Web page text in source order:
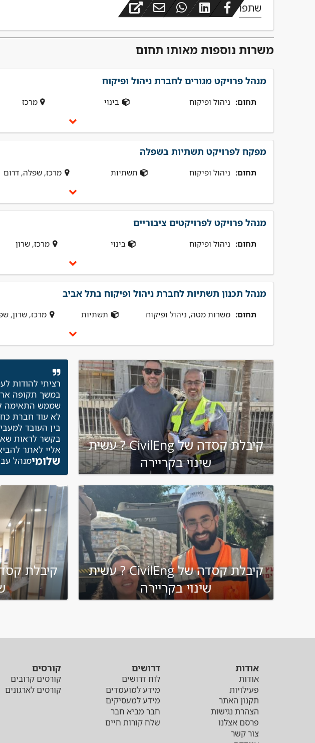
שתפו
משרות נוספות מאותו תחום
מנהל פרויקט מגורים לחברת ניהול ופיקוח
תחום: ניהול ופיקוח בינוי מרכז
מפקח לפרויקט תשתיות בשפלה
תחום: ניהול ופיקוח תשתיות מרכז, שפלה, דרום
מנהל פרויקט לפרויקטים ציבוריים
תחום: ניהול ופיקוח בינוי מרכז, שרון
מנהל תכנון תשתיות לחברת ניהול ופיקוח בתל אביב
תחום: משרות מטה, ניהול ופיקוח תשתיות מרכז, שרון,
קיבלת קסדה של CivilEng ? עשית
שינוי בקריירה
רציתי להודות
במשך תקופה
לא עוד חברת
בין העובד
בקשר לראות
אליי לאתר
שלומימנהל
קיבלת קסדה של CivilEng ? עשית
שינוי בקריירה
אודות
אודות
פעילויות
תקנון האתר
הצהרת נגישות
פרסם אצלנו
צור קשר
דרושים
לוח דרושים
מידע למועמדים
מידע למעסיקים
חבר מביא חבר
שלח קורות חיים
קורסים
קורסים קרובים
קורסים לארגונים